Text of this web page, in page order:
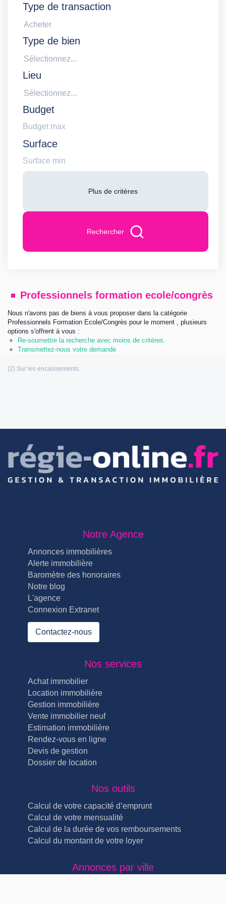
Type de transaction
Acheter
Type de bien
Sélectionnez...
Lieu
Sélectionnez...
Budget
Surface
Plus de critères
Rechercher
Professionnels formation ecole/congrès
Nous n'avons pas de biens à vous proposer dans la catégorie
Professionnels Formation Ecole/Congrès pour le moment , plusieurs
options s'offrent à vous :
Re-soumettre la recherche avec moins de critères.
Transmettez-nous votre demande
Notre Agence
Annonces immobilières
Alerte immobilière
Baromètre des honoraires
Notre blog
L'agence
Connexion Extranet
Contactez-nous
Nos services
Achat immobilier
Location immobilière
Gestion immobilière
Vente immobilier neuf
Estimation immobilière
Rendez-vous en ligne
Devis de gestion
Dossier de location
Nos outils
Calcul de votre capacité d’emprunt
Calcul de votre mensualité
Calcul de la durée de vos remboursements
Calcul du montant de votre loyer
Annonces par ville